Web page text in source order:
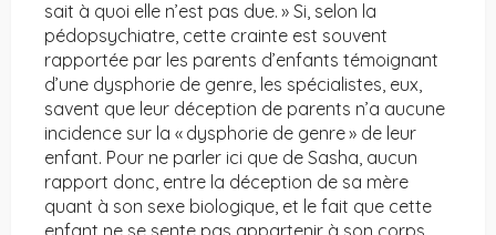
sait à quoi elle n’est pas due. » Si, selon la
pédopsychiatre, cette crainte est souvent
rapportée par les parents d’enfants témoignant
d’une dysphorie de genre, les spécialistes, eux,
savent que leur déception de parents n’a aucune
incidence sur la « dysphorie de genre » de leur
enfant. Pour ne parler ici que de Sasha, aucun
rapport donc, entre la déception de sa mère
quant à son sexe biologique, et le fait que cette